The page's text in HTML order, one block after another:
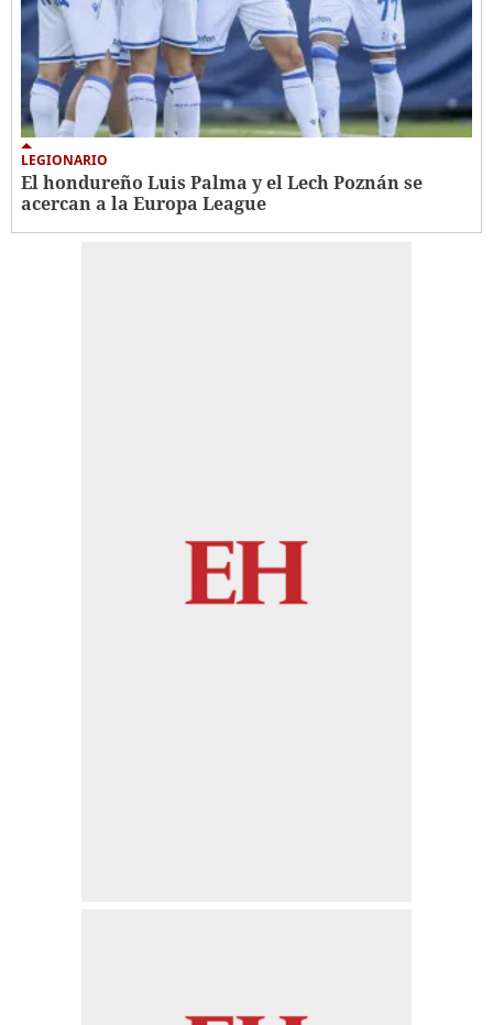
LEGIONARIO
El hondureño Luis Palma y el Lech Poznán se
acercan a la Europa League